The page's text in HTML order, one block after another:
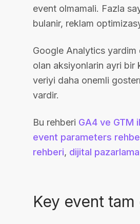
event olmamali. Fazla
bulanir, reklam
Google Analytics yardim
olan aksiyonlarin ayri bir
veriyi daha onemli
vardir.
Bu rehberi GA4 ve GTM
event parameters
rehberi, dijital pazarlama
Key event